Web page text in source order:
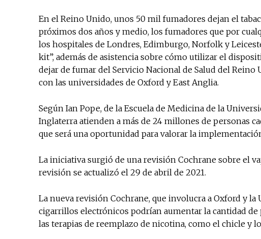
En el Reino Unido, unos 50 mil fumadores dejan el
próximos dos años y medio, los fumadores que por
los hospitales de Londres, Edimburgo, Norfolk y
kit”, además de asistencia sobre cómo utilizar el
dejar de fumar del Servicio Nacional de Salud del Reino
con las universidades de Oxford y East Anglia.
Según Ian Pope, de la Escuela de Medicina de la
Inglaterra atienden a más de 24 millones de personas
que será una oportunidad para valorar la
La iniciativa surgió de una revisión Cochrane sobre el
revisión se actualizó el 29 de abril de 2021.
La nueva revisión Cochrane, que involucra a Oxford y
cigarrillos electrónicos podrían aumentar la cantidad
las terapias de reemplazo de nicotina, como el chicle y